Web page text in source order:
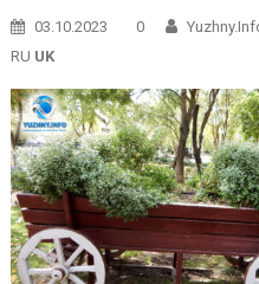
03.10.2023 0
RU UK